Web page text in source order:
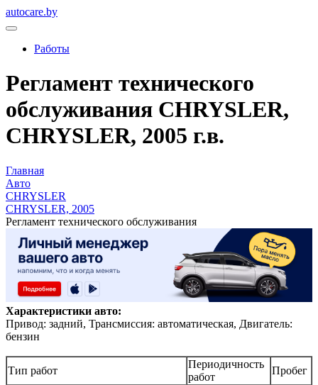
autocare.by
Работы
Регламент технического
обслуживания CHRYSLER,
CHRYSLER, 2005 г.в.
Главная
Авто
CHRYSLER
CHRYSLER, 2005
Регламент технического обслуживания
Характеристики авто:
Привод: задний, Трансмиссия: автоматическая, Двигатель:
бензин
Тип работ
Периодичность
работ
Пробег